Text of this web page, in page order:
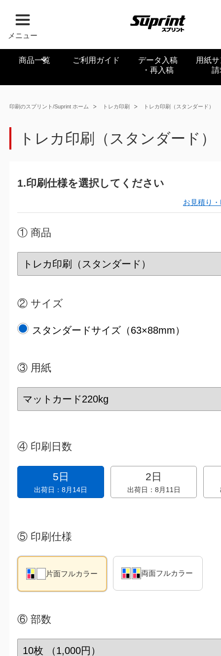
メニュー
商品一覧 ご利用ガイド
データ入稿
・再入稿
用紙
請
印刷のスプリント/Suprint ホーム トレカ印刷 トレカ印刷（スタンダード）
トレカ印刷（スタンダード）
1.印刷仕様を選択してください
お見積り
① 商品
② サイズ
スタンダードサイズ（63×88mm）
③ 用紙
④ 印刷日数
5日
出荷日：8月14日
2日
出荷日：8月11日
⑤ 印刷仕様
片面フルカラー 両面フルカラー
⑥ 部数